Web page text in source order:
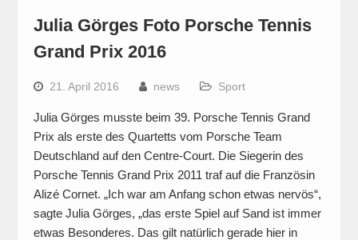
Julia Görges Foto Porsche Tennis
Grand Prix 2016
21. April 2016 news Sport
Julia Görges musste beim 39. Porsche Tennis Grand
Prix als erste des Quartetts vom Porsche Team
Deutschland auf den Centre-Court. Die Siegerin des
Porsche Tennis Grand Prix 2011 traf auf die Französin
Alizé Cornet. „Ich war am Anfang schon etwas nervös“,
sagte Julia Görges, „das erste Spiel auf Sand ist immer
etwas Besonderes. Das gilt natürlich gerade hier in